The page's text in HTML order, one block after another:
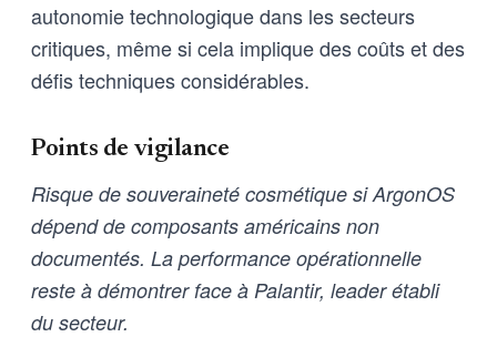
autonomie technologique dans les secteurs
critiques, même si cela implique des coûts et des
défis techniques considérables.
Points de vigilance
Risque de souveraineté cosmétique si ArgonOS
dépend de composants américains non
documentés. La performance opérationnelle
reste à démontrer face à Palantir, leader établi
du secteur.